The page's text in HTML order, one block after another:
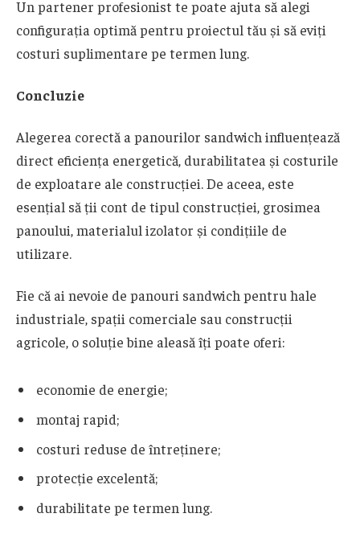
Un partener profesionist te poate ajuta să alegi
configurația optimă pentru proiectul tău și să eviți
costuri suplimentare pe termen lung.
Concluzie
Alegerea corectă a panourilor sandwich influențează
direct eficiența energetică, durabilitatea și costurile
de exploatare ale construcției. De aceea, este
esențial să ții cont de tipul construcției, grosimea
panoului, materialul izolator și condițiile de
utilizare.
Fie că ai nevoie de panouri sandwich pentru hale
industriale, spații comerciale sau construcții
agricole, o soluție bine aleasă îți poate oferi:
economie de energie;
montaj rapid;
costuri reduse de întreținere;
protecție excelentă;
durabilitate pe termen lung.